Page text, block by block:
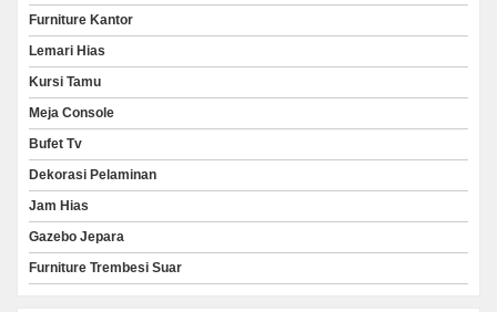
Furniture Kantor
Lemari Hias
Kursi Tamu
Meja Console
Bufet Tv
Dekorasi Pelaminan
Jam Hias
Gazebo Jepara
Furniture Trembesi Suar